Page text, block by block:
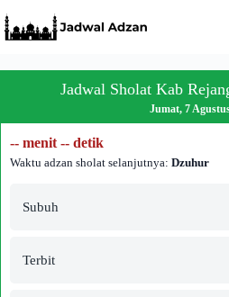
to
content
Jadwal Sholat Kab
Jumat, 7
-- menit -- detik
Waktu adzan sholat selanjutnya: Dzuhur
Subuh
Terbit